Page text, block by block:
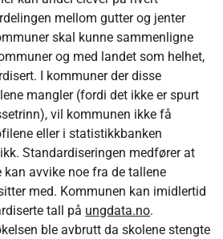
mellom gutter og jenter
skal kunne sammenligne
og med landet som helhet,
I kommuner der disse
mangler (fordi det ikke er spurt
vil kommunen ikke få
eller i statistikkbanken
Standardiseringen medfører at
avvike noe fra de tallene
med. Kommunen kan imidlertid
tall på ungdata.no.
ble avbrutt da skolene stengte